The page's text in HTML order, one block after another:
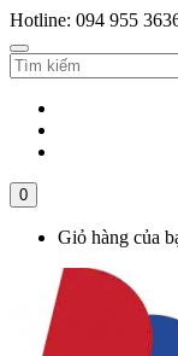
Hotline: 094 955
0
Giỏ hàng của